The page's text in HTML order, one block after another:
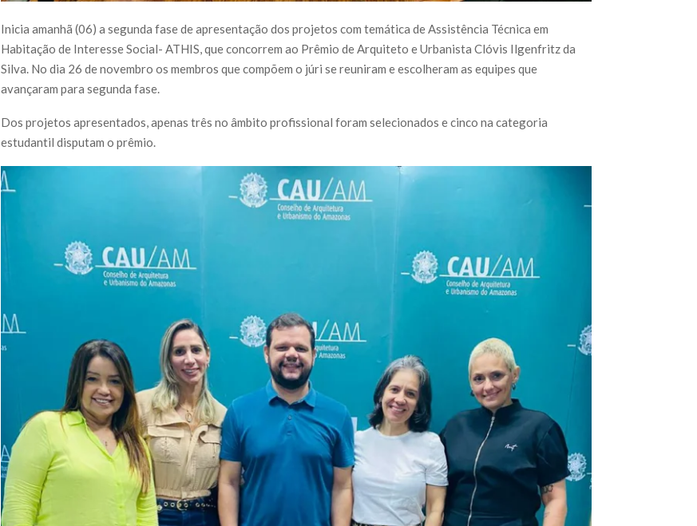
Inicia amanhã (06) a segunda fase de apresentação dos projetos com temática de Assistência Técnica em
Habitação de Interesse Social- ATHIS, que concorrem ao Prêmio de Arquiteto e Urbanista Clóvis Ilgenfritz da
Silva. No dia 26 de novembro os membros que compõem o júri se reuniram e escolheram as equipes que
avançaram para segunda fase.
Dos projetos apresentados, apenas três no âmbito profissional foram selecionados e cinco na categoria
estudantil disputam o prêmio.